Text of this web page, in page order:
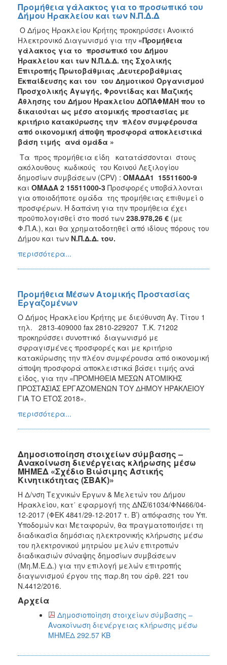
Προμήθεια γάλακτος για το προσωπικό του
Δήμου Ηρακλείου και των Ν.Π.Δ.Δ
Ο Δήμος Ηρακλείου Κρήτης προκηρύσσει Ανοικτό
Ηλεκτρονικό Διαγωνισμό για την «Προμήθεια
γάλακτος για το προσωπικό του Δήμου
Ηρακλείου και των Ν.Π.Δ.Δ. της Σχολικής
Επιτροπής Πρωτοβάθμιας ,Δευτεροβάθμιας
Εκπαίδευσης και του του Δημοτικού Οργανισμού
Προσχολικής Αγωγής, Φροντίδας και Μαζικής
Άθλησης του Δήμου Ηρακλείου ΔΟΠΑΦΜΑΗ που το
δικαιούται ως μέσο ατομικής προστασίας με
κριτήριο κατακύρωσης την πλέον συμφέρουσα
από οικονομική άποψη προσφορά αποκλειστικά
βάση τιμής ανά ομάδα »
Τα προς προμήθεια είδη κατατάσσονται στους
ακόλουθους κωδικούς του Κοινού Λεξιλογίου
δημοσίων συμβάσεων (CPV) : ΟΜΑΔΑ1 15511600-9
και ΟΜΑΔΑ 2 15511000-3 Προσφορές υποβάλλονται
για οποιοδήποτε ομάδα της προμήθειας επιθυμεί ο
προσφέρων. Η δαπάνη για την προμήθεια έχει
προϋπολογισθεί στο ποσό των 238.978,26 € (με
Φ.Π.Α.), και θα χρηματοδοτηθεί από ιδίους πόρους του
Δήμου και των Ν.Π.Δ.Δ. του.
περισσότερα...
Προμήθεια Μέσων Ατομικής Προστασίας
Εργαζομένων
Ο Δήμος Ηρακλείου Κρήτης με διεύθυνση Αγ. Τίτου 1
τηλ. 2813-409000 fax 2810-229207 Τ.Κ. 71202
προκηρύσσει συνοπτικό διαγωνισμό με
σφραγισμένες προσφορές και με κριτήριο
κατακύρωσης την πλέον συμφέρουσα από οικονομική
άποψη προσφορά αποκλειστικά βάσει τιμής ανά
είδος, για την «ΠΡΟΜΗΘΕΙΑ ΜΕΣΩΝ ΑΤΟΜΙΚΗΣ
ΠΡΟΣΤΑΣΙΑΣ ΕΡΓΑΖΟΜΕΝΩΝ ΤΟΥ ΔΗΜΟΥ ΗΡΑΚΛΕΙΟΥ
ΓΙΑ ΤΟ ΕΤΟΣ 2018».
περισσότερα...
Δημοσιοποίηση στοιχείων σύμβασης –
Ανακοίνωση διενέργειας κλήρωσης μέσω
ΜΗΜΕΔ «Σχέδιο Βιώσιμης Αστικής
Κινητικότητας (ΣΒΑΚ)»
Η Δ/νση Τεχνικών Έργων & Μελετών του Δήμου
Ηρακλείου, κατ΄ εφαρμογή της ΔΝΣ/61034/ΦΝ466/04-
12-2017 (ΦΕΚ 4841/29-12-2017 τ. Β’) απόφασης του Υπ.
Υποδομών και Μεταφορών, θα πραγματοποιήσει τη
διαδικασία δημόσιας ηλεκτρονικής κλήρωσης μέσω
του ηλεκτρονικού μητρώου μελών επιτροπών
διαδικασιών σύναψης δημοσίων συμβάσεων
(Μη.Μ.Ε.Δ.) για την επιλογή μελών επιτροπής
διαγωνισμού έργου της παρ.8η του άρθ. 221 του
Ν.4412/2016.
Αρχεία
Δημοσιοποίηση στοιχείων σύμβασης –
Ανακοίνωση διενέργειας κλήρωσης μέσω
ΜΗΜΕΔ 292.57 KB